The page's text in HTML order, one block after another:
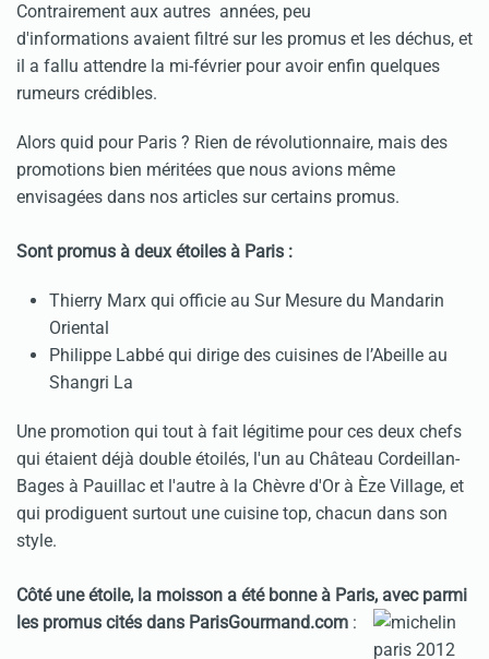
Contrairement aux autres années, peu
d'informations avaient filtré sur les promus et les déchus, et
il a fallu attendre la mi-février pour avoir enfin quelques
rumeurs crédibles.
Alors quid pour Paris ? Rien de révolutionnaire, mais des
promotions bien méritées que nous avions même
envisagées dans nos articles sur certains promus.
Sont promus à deux étoiles à Paris :
Thierry Marx qui officie au Sur Mesure du Mandarin
Oriental
Philippe Labbé qui dirige des cuisines de l’Abeille au
Shangri La
Une promotion qui tout à fait légitime pour ces deux chefs
qui étaient déjà double étoilés, l'un au Château Cordeillan-
Bages à Pauillac et l'autre à la Chèvre d'Or à Èze Village, et
qui prodiguent surtout une cuisine top, chacun dans son
style.
Côté une étoile, la moisson a été bonne à Paris, avec parmi
les promus cités dans ParisGourmand.com :